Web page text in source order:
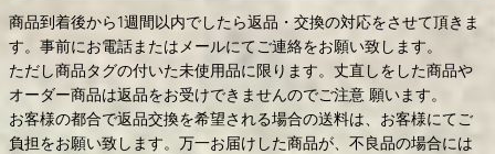
商品到着後から1週間以内でしたら返品・交換の対応をさせて頂きま
す。事前にお電話またはメールにてご連絡をお願い致します。
ただし商品タグの付いた未使用品に限ります。丈直しをした商品や
オーダー商品は返品をお受けできませんのでご注意 願います。
お客様の都合で返品交換を希望される場合の送料は、お客様にてご
負担をお願い致します。万一お届けした商品が、不良品の場合には